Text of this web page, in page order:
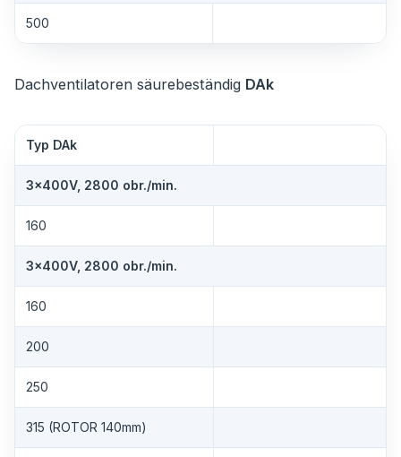
500
Dachventilatoren säurebeständig DAk
Typ DAk
3×400V, 2800 obr./min.
160
3×400V, 2800 obr./min.
160
200
250
315 (ROTOR 140mm)